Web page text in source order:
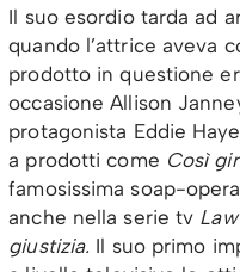
Il suo esordio tarda ad
quando l’attrice aveva
prodotto in questione
occasione Allison
protagonista Eddie
a prodotti come Così
famosissima soap-opera
anche nella serie tv
giustizia. Il suo primo